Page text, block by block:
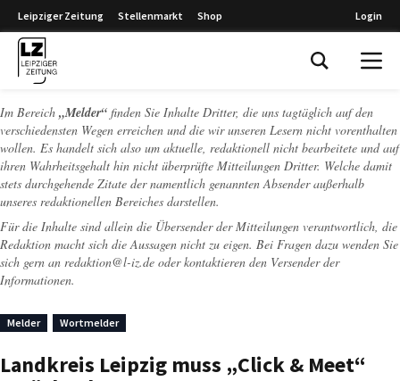
Leipziger Zeitung Stellenmarkt Shop Login
Im Bereich „Melder“ finden Sie Inhalte Dritter, die uns tagtäglich auf den
verschiedensten Wegen erreichen und die wir unseren Lesern nicht vorenthalten
wollen. Es handelt sich also um aktuelle, redaktionell nicht bearbeitete und auf
ihren Wahrheitsgehalt hin nicht überprüfte Mitteilungen Dritter. Welche damit
stets durchgehende Zitate der namentlich genannten Absender außerhalb
unseres redaktionellen Bereiches darstellen.
Für die Inhalte sind allein die Übersender der Mitteilungen verantwortlich, die
Redaktion macht sich die Aussagen nicht zu eigen. Bei Fragen dazu wenden Sie
sich gern an redaktion@l-iz.de oder kontaktieren den Versender der
Informationen.
Melder Wortmelder
Landkreis Leipzig muss „Click & Meet“